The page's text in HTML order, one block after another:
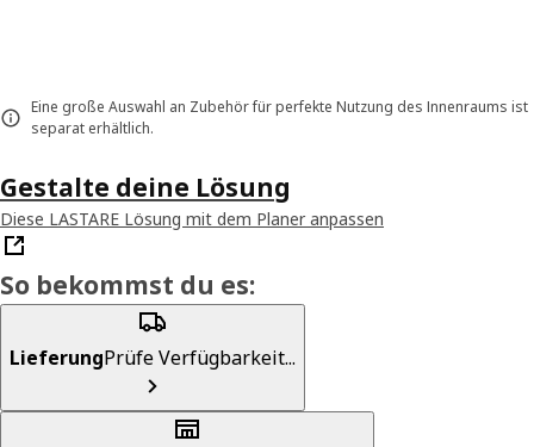
Eine große Auswahl an Zubehör für perfekte Nutzung des Innenraums ist
separat erhältlich.
Gestalte deine Lösung
Diese LASTARE Lösung mit dem Planer anpassen
So bekommst du es:
LieferungPrüfe Verfügbarkeit...